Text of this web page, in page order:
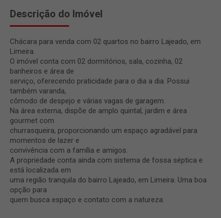
Descrição do Imóvel
Chácara para venda com 02 quartos no bairro Lajeado, em
Limeira.
O imóvel conta com 02 dormitórios, sala, cozinha, 02
banheiros e área de
serviço, oferecendo praticidade para o dia a dia. Possui
também varanda,
cômodo de despejo e várias vagas de garagem.
Na área externa, dispõe de amplo quintal, jardim e área
gourmet com
churrasqueira, proporcionando um espaço agradável para
momentos de lazer e
convivência com a família e amigos.
A propriedade conta ainda com sistema de fossa séptica e
está localizada em
uma região tranquila do bairro Lajeado, em Limeira. Uma boa
opção para
quem busca espaço e contato com a natureza.